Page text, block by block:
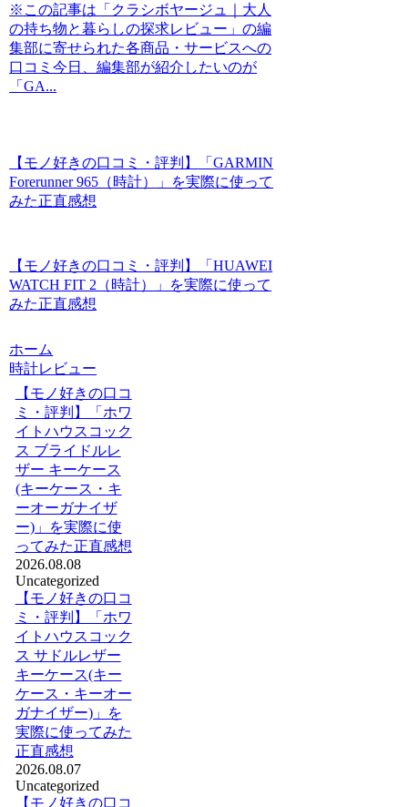
※この記事は「クラシボヤージュ｜大人
の持ち物と暮らしの探求レビュー」の編
集部に寄せられた各商品・サービスへの
口コミ今日、編集部が紹介したいのが
「GA...
【モノ好きの口コミ・評判】「GARMIN
Forerunner 965（時計）」を実際に使って
みた正直感想
【モノ好きの口コミ・評判】「HUAWEI
WATCH FIT 2（時計）」を実際に使って
みた正直感想
ホーム
時計レビュー
【モノ好きの口コ
ミ・評判】「ホワ
イトハウスコック
ス ブライドルレ
ザー キーケース
(キーケース・キ
ーオーガナイザ
ー)」を実際に使
ってみた正直感想
2026.08.08
Uncategorized
【モノ好きの口コ
ミ・評判】「ホワ
イトハウスコック
ス サドルレザー
キーケース(キー
ケース・キーオー
ガナイザー)」を
実際に使ってみた
正直感想
2026.08.07
Uncategorized
【モノ好きの口コ